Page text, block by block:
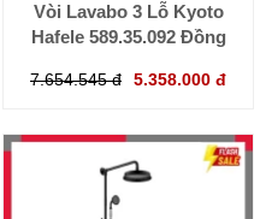
Vòi Lavabo 3 Lỗ Kyoto
Hafele 589.35.092 Đồng
7.654.545 đ 5.358.000 đ